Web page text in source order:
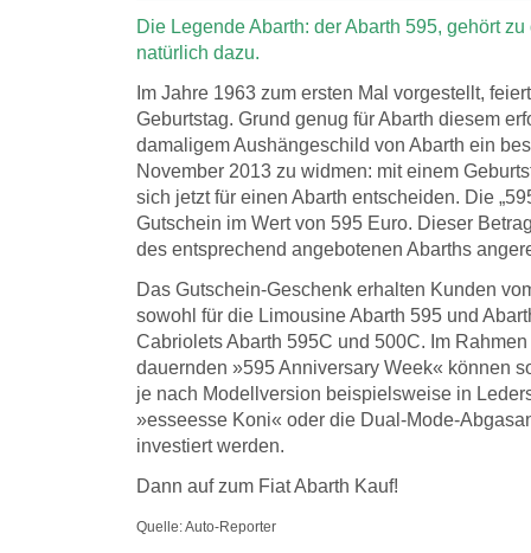
Die Legende Abarth: der Abarth 595, gehört
natürlich dazu.
Im Jahre 1963 zum ersten Mal vorgestellt,
Geburtstag. Grund genug für Abarth diesem
damaligem Aushängeschild von Abarth ein
November 2013 zu widmen: mit einem
sich jetzt für einen Abarth entscheiden. Die
Gutschein im Wert von 595 Euro. Dieser
des entsprechend angebotenen Abarths
Das Gutschein-Geschenk erhalten Kunden
sowohl für die Limousine Abarth 595 und
Cabriolets Abarth 595C und 500C. Im
dauernden »595 Anniversary Week« können
je nach Modellversion beispielsweise in
»esseesse Koni« oder die Dual-Mode-
investiert werden.
Dann auf zum Fiat Abarth Kauf!
Quelle: Auto-Reporter